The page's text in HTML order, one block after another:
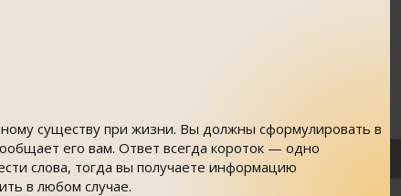
существу при жизни. Вы должны сформулировать в
его вам. Ответ всегда короток — одно
слова, тогда вы получаете информацию
в любом случае.